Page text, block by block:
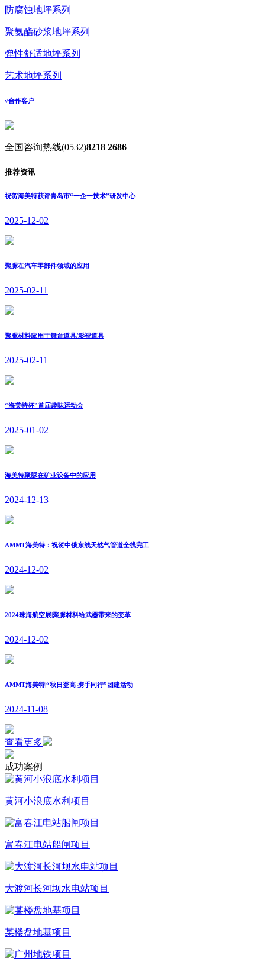
防腐蚀地坪系列
聚氨酯砂浆地坪系列
弹性舒适地坪系列
艺术地坪系列
√合作客户
全国咨询热线(0532)8218 2686
推荐资讯
祝贺海美特获评青岛市“一企一技术”研发中心
2025-12-02
聚脲在汽车零部件领域的应用
2025-02-11
聚脲材料应用于舞台道具/影视道具
2025-02-11
“海美特杯”首届趣味运动会
2025-01-02
海美特聚脲在矿业设备中的应用
2024-12-13
AMMT海美特：祝贺中俄东线天然气管道全线完工
2024-12-02
2024珠海航空展|聚脲材料给武器带来的变革
2024-12-02
AMMT海美特|“秋日登高 携手同行”团建活动
2024-11-08
查看更多
成功案例
黄河小浪底水利项目
富春江电站船闸项目
大渡河长河坝水电站项目
某楼盘地基项目